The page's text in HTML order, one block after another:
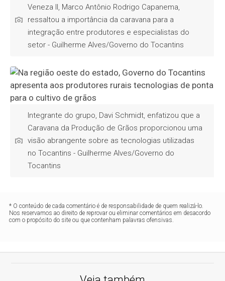
Veneza II, Marco Antônio Rodrigo Capanema,
ressaltou a importância da caravana para a
integração entre produtores e especialistas do
setor - Guilherme Alves/Governo do Tocantins
Integrante do grupo, Davi Schmidt, enfatizou que a
Caravana da Produção de Grãos proporcionou uma
visão abrangente sobre as tecnologias utilizadas
no Tocantins - Guilherme Alves/Governo do
Tocantins
* O conteúdo de cada comentário é de responsabilidade de quem realizá-lo.
Nos reservamos ao direito de reprovar ou eliminar comentários em desacordo
com o propósito do site ou que contenham palavras ofensivas.